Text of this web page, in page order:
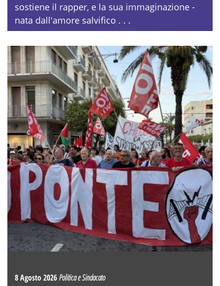
sostiene il rapper, e la sua immaginazione -
nata dall'amore salvifico . . .
8 Agosto 2026Politica e Sindacato